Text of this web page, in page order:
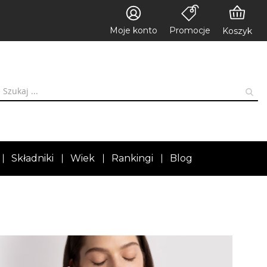
Moje konto Promocje Koszyk
Składniki Wiek Rankingi Blog